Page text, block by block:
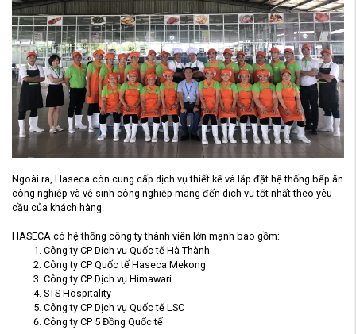
Ngoài ra, Haseca còn cung cấp dịch vụ thiết kế và lắp đặt hệ thống bếp ăn
công nghiệp và vệ sinh công nghiệp mang đến dịch vụ tốt nhất theo yêu
cầu của khách hàng.
HASECA có hệ thống công ty thành viên lớn mạnh bao gồm:
Công ty CP Dịch vụ Quốc tế Hà Thành
Công ty CP Quốc tế Haseca Mekong
Công ty CP Dịch vụ Himawari
STS Hospitality
Công ty CP Dịch vụ Quốc tế LSC
Công ty CP 5 Đồng Quốc tế